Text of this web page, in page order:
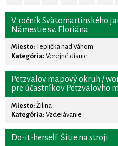
V. ročník Svätomartinského
Námestie sv. Floriána
Miesto: Teplička nad Váhom
Kategória: Verejné dianie
Petzvalov mapový okruh /
pre účastníkov Petzvalovho
Miesto: Žilina
Kategória: Vzdelávanie
Do-it-herself: Šitie na stroji